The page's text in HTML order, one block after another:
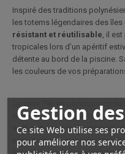
Gestion
Ce site Web utilise ses
pour améliorer nos
Inspiré des traditions
les totems légendaires des îles
résistant et réutilisable , il
tropicales lors d’un apéritif
détente au bord de la piscine.
les couleurs de vos
contenant : c’est une véritable
authentiqueest directement
apportant une ambiance